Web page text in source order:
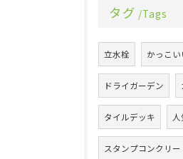
タグ Tags
立水栓 かっこい
ドライガーデン
タイルデッキ 人
スタンプコンクリー